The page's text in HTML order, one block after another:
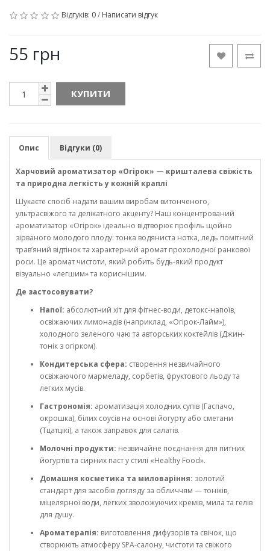
Відгуків: 0/ Написати відгук
55 грн
КУПИТИ
Опис Відгуки (0)
Харчовий ароматизатор «Огірок» — кришталева свіжість
та природна легкість у кожній краплі
Шукаєте спосіб надати вашим виробам витонченого,
ультрасвіжого та делікатного акценту? Наш концентрований
ароматизатор «Огірок» ідеально відтворює профіль щойно
зірваного молодого плоду: тонка водяниста нотка, ледь помітний
трав’яний відтінок та характерний аромат прохолодної ранкової
роси. Це аромат чистоти, який робить будь-який продукт
візуально «легшим» та кориснішим.
Де застосовувати?
Напої: абсолютний хіт для фітнес-води, детокс-напоїв,
освіжаючих лимонадів (наприклад, «Огірок-Лайм»),
холодного зеленого чаю та авторських коктейлів (Джин-
тонік з огірком).
Кондитерська сфера: створення незвичайного
освіжаючого мармеладу, сорбетів, фруктового льоду та
легких мусів.
Гастрономія: ароматизація холодних супів (Гаспачо,
окрошка), білих соусів на основі йогурту або сметани
(Тцатцікі), а також заправок для салатів.
Молочні продукти: незвичайне поєднання для питних
йогуртів та сирних паст у стилі «Healthy Food».
Домашня косметика та миловаріння: золотий
стандарт для засобів догляду за обличчям — тоніків,
міцелярної води, легких зволожуючих кремів, мила та гелів
для душу.
Ароматерапія: виготовлення дифузорів та свічок, що
створюють атмосферу SPA-салону, чистоти та свіжого